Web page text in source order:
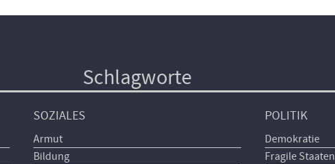
Schlagworte
SOZIALES
Armut
Bildung
POLITIK
Demokratie
Fragile Staaten